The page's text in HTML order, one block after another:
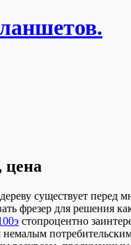
цена
существует перед
фрезер для решения
стопроцентно